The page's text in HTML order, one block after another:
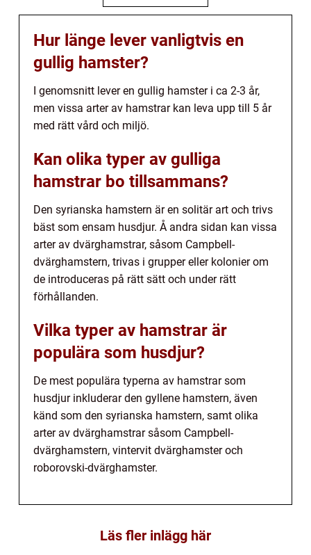
Hur länge lever vanligtvis en
gullig hamster?
I genomsnitt lever en gullig hamster i ca 2-3 år,
men vissa arter av hamstrar kan leva upp till 5 år
med rätt vård och miljö.
Kan olika typer av gulliga
hamstrar bo tillsammans?
Den syrianska hamstern är en solitär art och trivs
bäst som ensam husdjur. Å andra sidan kan vissa
arter av dvärghamstrar, såsom Campbell-
dvärghamstern, trivas i grupper eller kolonier om
de introduceras på rätt sätt och under rätt
förhållanden.
Vilka typer av hamstrar är
populära som husdjur?
De mest populära typerna av hamstrar som
husdjur inkluderar den gyllene hamstern, även
känd som den syrianska hamstern, samt olika
arter av dvärghamstrar såsom Campbell-
dvärghamstern, vintervit dvärghamster och
roborovski-dvärghamster.
Läs fler inlägg här